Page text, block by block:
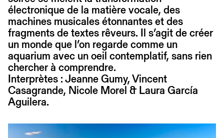
électronique de la matière vocale, des
machines musicales étonnantes et des
fragments de textes rêveurs. Il s’agit de créer
un monde que l’on regarde comme un
aquarium avec un oeil contemplatif, sans rien
chercher à comprendre.
Interprètes : Jeanne Gumy, Vincent
Casagrande, Nicole Morel & Laura García
Aguilera.